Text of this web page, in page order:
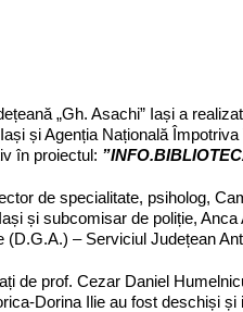
„Gh. Asachi” Iași a
și Agenția Națională
în proiectul: ”
de specialitate, psiholog,
și subcomisar de poliție,
– Serviciul Județean
de prof. Cezar Daniel
Dorina Ilie au fost deschiși